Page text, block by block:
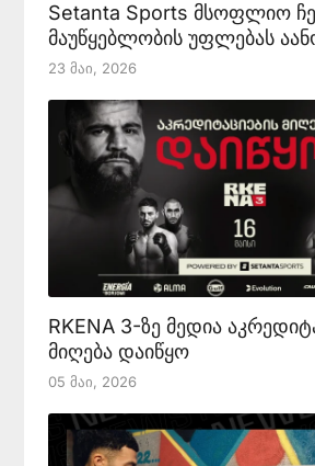
Setanta Sports მსოფლიო
მაუწყებლობის უფლებას
23 Მაი, 2026
RKENA 3-ზე მედია
მიღება დაიწყო
05 Მაი, 2026